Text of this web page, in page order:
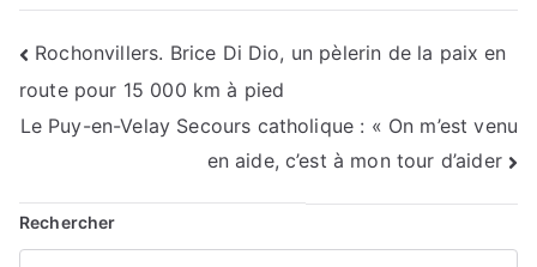
Navigation
de
Rochonvillers. Brice Di Dio, un pèlerin de la paix en
route pour 15 000 km à pied
Le Puy-en-Velay Secours catholique : « On m’est venu
en aide, c’est à mon tour d’aider
Rechercher